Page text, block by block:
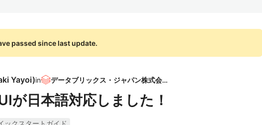
passed since last update.
Yayoi)in データブリックス・ジャパン株式会社
が日本語対応しました！
ックスタートガイド